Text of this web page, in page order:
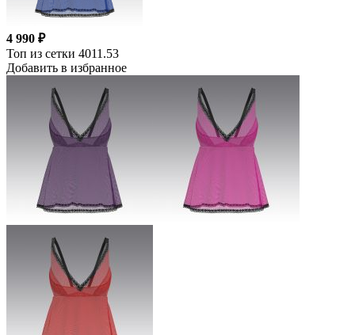
4 990 ₽
Топ из сетки 4011.53
Добавить в избранное